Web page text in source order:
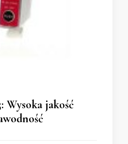
Wysoka jakość